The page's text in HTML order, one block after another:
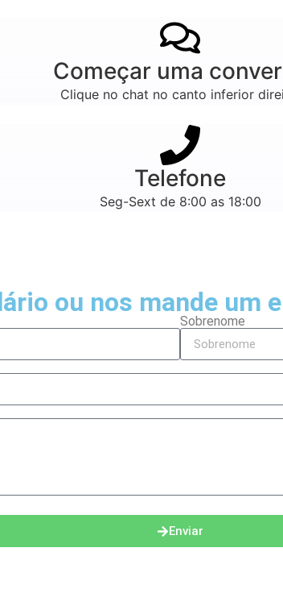
Começar uma
Clique no chat no canto inferior
Telefone
Seg-Sext de 8:00 as 18:00
ou nos mande um
Sobrenome
Enviar